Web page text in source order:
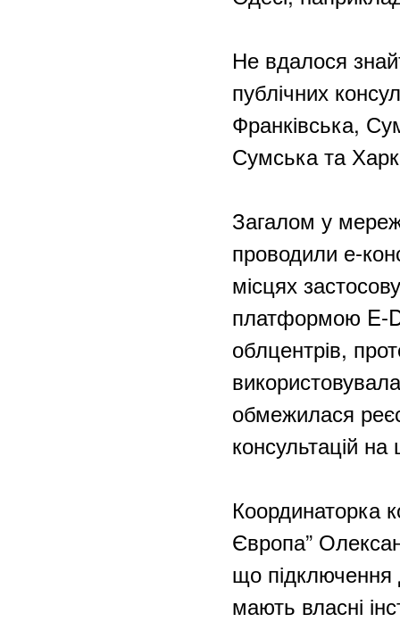
Не вдалося
публічних
Франківська,
Сумська та
Загалом у
проводили е-
місцях
платформою E-
облцентрів,
обмежилася
консультацій
Координаторка
Європа”
що підключення
мають власні